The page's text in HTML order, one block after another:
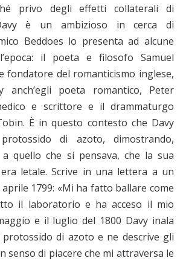
privo degli effetti collaterali di
è un ambizioso in cerca di
Beddoes lo presenta ad alcune
il poeta e filosofo Samuel
fondatore del romanticismo inglese,
anch’egli poeta romantico, Peter
e scrittore e il drammaturgo
È in questo contesto che Davy
di azoto, dimostrando,
quello che si pensava, che la sua
letale. Scrive in una lettera a un
1799: «Mi ha fatto ballare come
il laboratorio e ha acceso il mio
e il luglio del 1800 Davy inala
di azoto e ne descrive gli
senso di piacere che mi attraversa le